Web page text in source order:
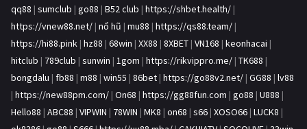
qq88 | sumclub | go88 | B52 club | https://shbet.health/ |
https://vnew88.net/ | nổ hũ | mu88 | https://qs88.team/ |
https://hi88.pink | hz88 | 68win | XX88 | 8XBET | VN168 | keonhacai |
hitclub | 789club | sunwin | 1gom | https://rikvippro.me/ | TK688 |
bongdalu | fb88 | m88 | win55 | 86bet | https://go88v2.net/ | GG88 | lv88
| https://new88pm.com/ | On68 | https://gg88fun.com | go88 | U888 |
Hello88 | ABC88 | VIPWIN | 78WIN | MK8 | on68 | s66 | XOSO66 | LUCK8 |